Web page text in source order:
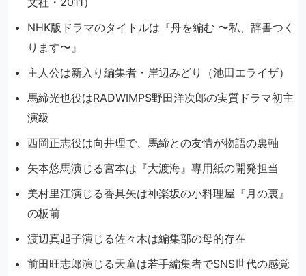
NHK版ドラマのタイトルは『舟を編む 〜私、辞書つく
ります〜』
主人公は新入り編集者・岸辺みどり（池田エライザ）
馬締光也役はRADWIMPS野田洋次郎の実質ドラマ初主
演級
西岡正志役は向井理で、馬締との友情が物語の裏軸
矢本悠馬演じる宮本は『大渡海』専用紙の開発担当
美村里江演じる香具矢は神楽坂の小料理屋『月の裏』
の板前
渡辺真起子演じる佐々木は編集部の母的存在
前田旺志郎演じる天童は若手編集者でSNS世代の感覚